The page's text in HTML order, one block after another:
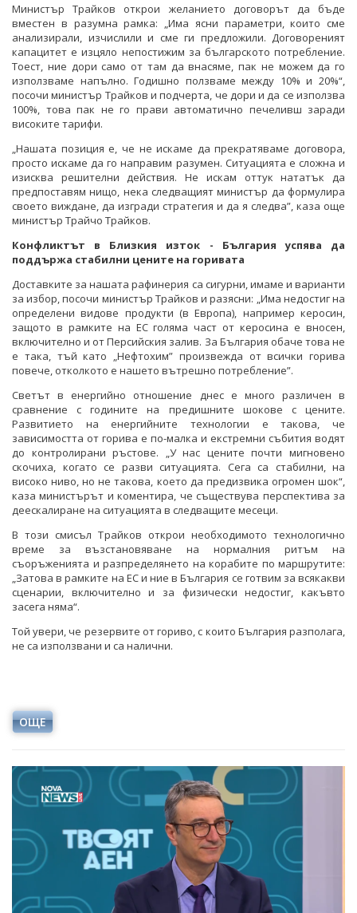
Министър Трайков открои желанието договорът да бъде
вместен в разумна рамка: „Има ясни параметри, които сме
анализирали, изчислили и сме ги предложили. Договореният
капацитет е изцяло непостижим за българското потребление.
Тоест, ние дори само от там да внасяме, пак не можем да го
използваме напълно. Годишно ползваме между 10% и 20%“,
посочи министър Трайков и подчерта, че дори и да се използва
100%, това пак не го прави автоматично печеливш заради
високите тарифи.
„Нашата позиция е, че не искаме да прекратяваме договора,
просто искаме да го направим разумен. Ситуацията е сложна и
изисква решителни действия. Не искам оттук нататък да
предпоставям нищо, нека следващият министър да формулира
своето виждане, да изгради стратегия и да я следва”, каза още
министър Трайчо Трайков.
Конфликтът в Близкия изток - България успява да
поддържа стабилни цените на горивата
Доставките за нашата рафинерия са сигурни, имаме и варианти
за избор, посочи министър Трайков и разясни: „Има недостиг на
определени видове продукти (в Европа), например керосин,
защото в рамките на ЕС голяма част от керосина е вносен,
включително и от Персийския залив. За България обаче това не
е така, тъй като „Нефтохим” произвежда от всички горива
повече, отколкото е нашето вътрешно потребление”.
Светът в енергийно отношение днес е много различен в
сравнение с годините на предишните шокове с цените.
Развитието на енергийните технологии е такова, че
зависимостта от горива е по-малка и екстремни събития водят
до контролирани ръстове. „У нас цените почти мигновено
скочиха, когато се разви ситуацията. Сега са стабилни, на
високо ниво, но не такова, което да предизвика огромен шок“,
каза министърът и коментира, че съществува перспектива за
деескалиране на ситуацията в следващите месеци.
В този смисъл Трайков открои необходимото технологично
време за възстановяване на нормалния ритъм на
съоръженията и разпределянето на корабите по маршрутите:
„Затова в рамките на ЕС и ние в България се готвим за всякакви
сценарии, включително и за физически недостиг, какъвто
засега няма“.
Той увери, че резервите от гориво, с които България разполага,
не са използвани и са налични.
ОЩЕ